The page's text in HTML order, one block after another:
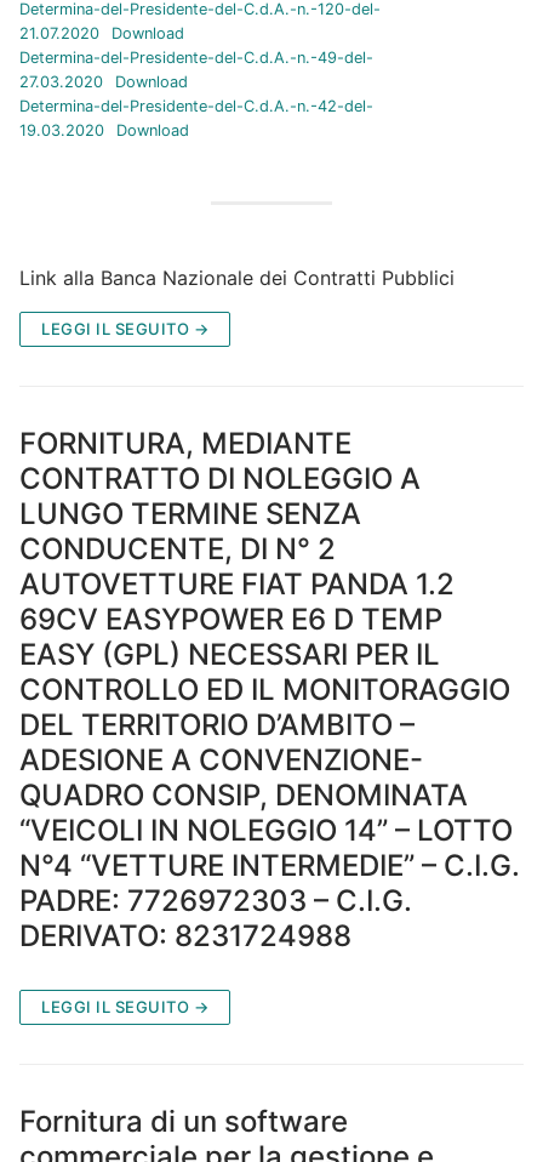
Determina-del-Presidente-del-C.d.A.-n.-120-del-
21.07.2020
Download
Determina-del-Presidente-del-C.d.A.-n.-49-del-
27.03.2020
Download
Determina-del-Presidente-del-C.d.A.-n.-42-del-
19.03.2020
Download
Link alla Banca Nazionale dei Contratti Pubblici
LEGGI IL SEGUITO →
FORNITURA, MEDIANTE
CONTRATTO DI NOLEGGIO A
LUNGO TERMINE SENZA
CONDUCENTE, DI N° 2
AUTOVETTURE FIAT PANDA 1.2
69CV EASYPOWER E6 D TEMP
EASY (GPL) NECESSARI PER IL
CONTROLLO ED IL MONITORAGGIO
DEL TERRITORIO D’AMBITO –
ADESIONE A CONVENZIONE-
QUADRO CONSIP, DENOMINATA
“VEICOLI IN NOLEGGIO 14” – LOTTO
N°4 “VETTURE INTERMEDIE” – C.I.G.
PADRE: 7726972303 – C.I.G.
DERIVATO: 8231724988
LEGGI IL SEGUITO →
Fornitura di un software